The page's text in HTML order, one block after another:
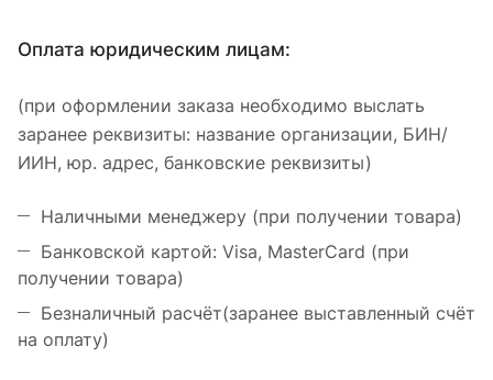
Оплата юридическим лицам:
(при оформлении заказа необходимо выслать
заранее реквизиты: название организации, БИН/
ИИН, юр. адрес, банковские реквизиты)
Наличными менеджеру (при получении товара)
Банковской картой: Visa, MasterCard (при
получении товара)
Безналичный расчёт(заранее выставленный счёт
на оплату)